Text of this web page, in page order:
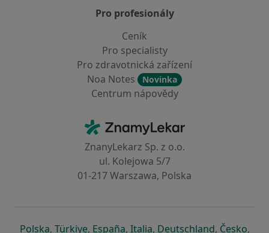
Pro profesionály
Ceník
Pro specialisty
Pro zdravotnická zařízení
Noa Notes
Novinka
Centrum nápovědy
ZnamyLekar - Hlavní stránka
ZnanyLekarz Sp. z o.o.
ul. Kolejowa 5/7
01-217 Warszawa, Polska
Polskase otevře v nové záložce
, Türkiyese otevře v nové záložce
, Españase otevře v nové záložce
, Italiase otevře v nové záložce
, Deutschlandse otevře v
, Českose
,